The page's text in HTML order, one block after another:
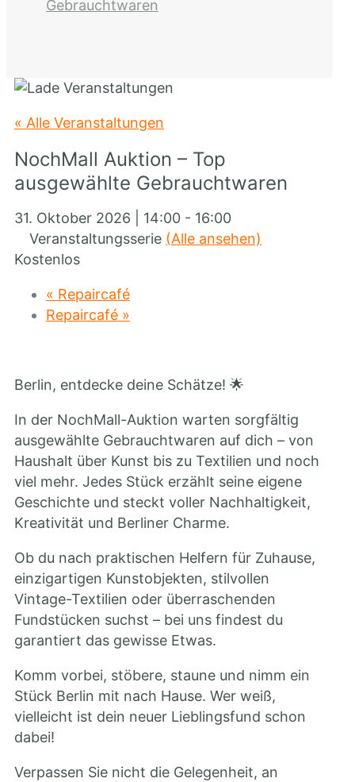
Gebrauchtwaren
« Alle Veranstaltungen
NochMall Auktion – Top
ausgewählte Gebrauchtwaren
31. Oktober 2026 | 14:00 - 16:00
Veranstaltungsserie (Alle ansehen)
Kostenlos
« Repaircafé
Repaircafé »
Berlin, entdecke deine Schätze! 🌟
In der NochMall-Auktion warten sorgfältig
ausgewählte Gebrauchtwaren auf dich – von
Haushalt über Kunst bis zu Textilien und noch
viel mehr. Jedes Stück erzählt seine eigene
Geschichte und steckt voller Nachhaltigkeit,
Kreativität und Berliner Charme.
Ob du nach praktischen Helfern für Zuhause,
einzigartigen Kunstobjekten, stilvollen
Vintage-Textilien oder überraschenden
Fundstücken suchst – bei uns findest du
garantiert das gewisse Etwas.
Komm vorbei, stöbere, staune und nimm ein
Stück Berlin mit nach Hause. Wer weiß,
vielleicht ist dein neuer Lieblingsfund schon
dabei!
Verpassen Sie nicht die Gelegenheit, an